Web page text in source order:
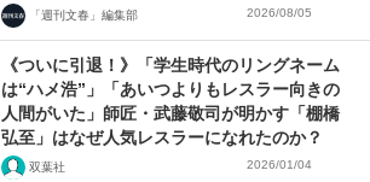
「週刊文春」編集部 2026/08/05
《ついに引退！》「学生時代のリングネーム
は“ハメ浩”」「あいつよりもレスラー向きの
人間がいた」師匠・武藤敬司が明かす「棚橋
弘至」はなぜ人気レスラーになれたのか？
双葉社 2026/01/04